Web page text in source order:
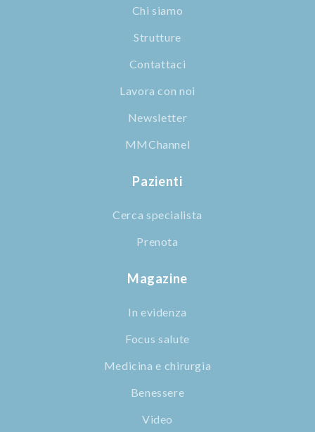
Chi siamo
Strutture
Contattaci
Lavora con noi
Newsletter
MMChannel
Pazienti
Cerca specialista
Prenota
Magazine
In evidenza
Focus salute
Medicina e chirurgia
Benessere
Video